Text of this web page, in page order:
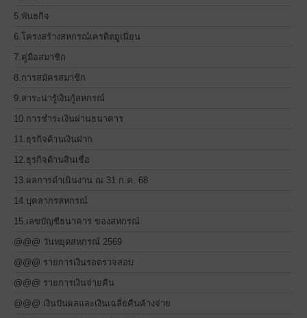
5.พันธกิจ
6.โครงสร้างสหกรณ์เครดิตยูเนี่ยน
7.คู่มือสมาชิก
8.การสมัครสมาชิก
9.สาระน่ารู้เงินกู้สหกรณ์
10.การชำระเงินผ่านธนาคาร
11.ธุรกิจด้านเงินฝาก
12.ธุรกิจด้านสินเชื่อ
13.ผลการดำเนินงาน ณ 31 ก.ค. 68
14.บุคลากรสหกรณ์
15.เลขบัญชีธนาคาร ของสหกรณ์
@@@ วันหยุดสหกรณ์ 2569
@@@ รายการเงินรอตรวจสอบ
@@@ รายการเงินจ่ายคืน
@@@ เงินปันผลและเงินเฉลี่ยคืนค้างจ่าย